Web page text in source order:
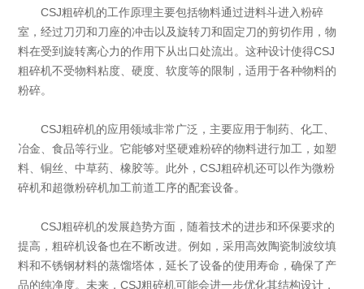
CSJ粗碎机的工作原理‌主要包括物料通过进料斗进入粉碎
室，经过刀刃和刀座的冲击以及旋转刀和固定刀的剪切作用，物
料在受到旋转离心力的作用下从出口处流出。这种设计使得CSJ
粗碎机不受物料粘度、硬度、软度等的限制，适用于各种物料的
粉碎‌。
‌CSJ粗碎机的应用领域‌非常广泛，主要应用于制药、化工、
冶金、食品等行业。它能够对坚硬难粉碎的物料进行加工，如塑
料、铜丝、中草药、橡胶等。此外，CSJ粗碎机还可以作为微粉
碎机和超微粉碎机加工前道工序的配套设备‌。
‌CSJ粗碎机的发展趋势‌方面，随着技术的进步和环保要求的
提高，粗碎机设备也在不断改进。例如，采用高效陶瓷制波纹填
料和不锈钢材料的蒸馏塔体，延长了设备的使用寿命，确保了产
品的纯净度。未来，CSJ粗碎机可能会进一步优化其结构设计，